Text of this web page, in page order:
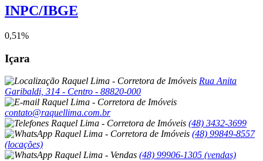
INPC/IBGE
0,51%
Içara
Rua Anita
Garibaldi, 314 - Centro - 88820-000
contato@raquellima.com.br
(48) 3432-3699
(48) 99849-8557
(locações)
(48) 99906-1305 (vendas)